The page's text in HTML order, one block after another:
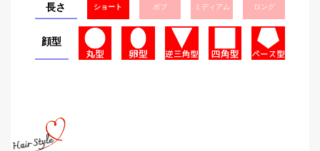
長さ ショート ボブ ミディアム ロング
顔型